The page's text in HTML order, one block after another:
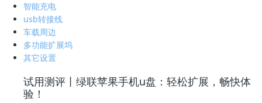
智能充电
usb转接线
车载周边
多功能扩展坞
其它设置
试用测评丨绿联苹果手机u盘：轻松扩展，畅快体
验！